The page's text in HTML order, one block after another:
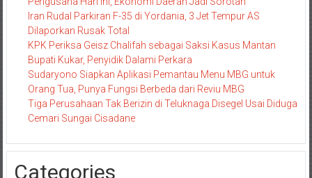
Iran Rudal Parkiran F-35 di Yordania, 3 Jet Tempur AS
Dilaporkan Rusak Total
KPK Periksa Geisz Chalifah sebagai Saksi Kasus Mantan
Bupati Kukar, Penyidik Dalami Perkara
Sudaryono Siapkan Aplikasi Pemantau Menu MBG untuk
Orang Tua, Punya Fungsi Berbeda dari Reviu MBG
Tiga Perusahaan Tak Berizin di Teluknaga Disegel Usai Diduga
Cemari Sungai Cisadane
Categories